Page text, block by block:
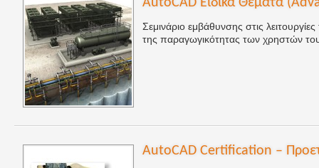
AutoCAD Ειδικά Θέματα
Σεμινάριο εμβάθυνσης στις
της παραγωγικότητας των χρηστών
AutoCAD Certification –